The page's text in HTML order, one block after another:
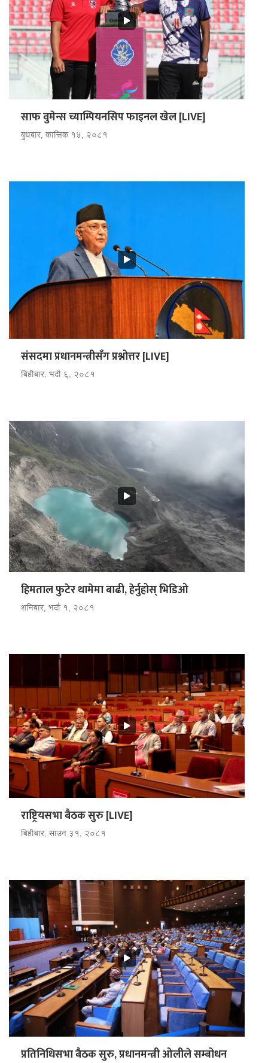
साफ वुमेन्स च्याम्पियनसिप फाइनल खेल [LIVE]
बुधबार, कात्तिक १४, २०८१
संसदमा प्रधानमन्त्रीसँग प्रश्नोत्तर [LIVE]
बिहीबार, भदौ ६, २०८१
हिमताल फुटेर थामेमा बाढी, हेर्नुहोस् भिडि‌‌ओ
शनिबार, भदौ १, २०८१
राष्ट्रियसभा बैठक सुरु [LIVE]
बिहीबार, साउन ३१, २०८१
प्रतिनिधिसभा बैठक सुरु, प्रधानमन्त्री ओलीले सम्बोधन